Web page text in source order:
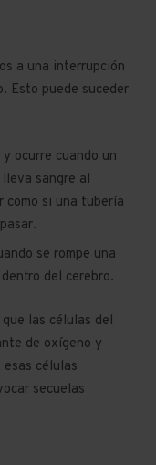
a una interrupción
Esto puede suceder
ocurre cuando un
sangre al
como si una tubería
se rompe una
del cerebro.
las células del
de oxígeno y
células
secuelas